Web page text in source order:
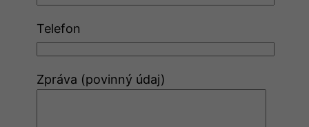
Telefon
Zpráva (povinný údaj)